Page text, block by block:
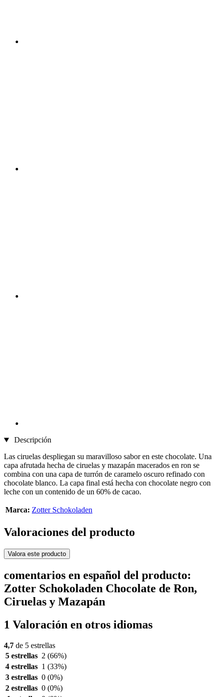
Descripción
Las ciruelas despliegan su maravilloso sabor en este chocolate. Una
capa afrutada hecha de ciruelas y mazapán macerados en ron se
combina con una capa de turrón de caramelo oscuro refinado con
chocolate blanco. La capa final está hecha con chocolate negro con
leche con un contenido de un 60% de cacao.
Marca: Zotter Schokoladen
Valoraciones del producto
Valora este producto
comentarios en español del producto:
Zotter Schokoladen Chocolate de Ron,
Ciruelas y Mazapán
1 Valoración en otros idiomas
4,7 de 5 estrellas
5 estrellas 2 (66%)
4 estrellas 1 (33%)
3 estrellas 0 (0%)
2 estrellas 0 (0%)